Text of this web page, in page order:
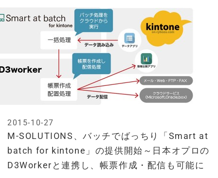
M-SOLUTIONS、バッチでばっちり「Smart at
batch for kintone」の提供開始～日本オプロの
D3Workerと連携し、帳票作成・配信も可能に
2015-10-27